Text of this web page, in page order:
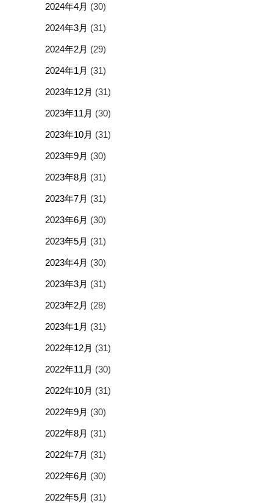
2024年4月 (30)
2024年3月 (31)
2024年2月 (29)
2024年1月 (31)
2023年12月 (31)
2023年11月 (30)
2023年10月 (31)
2023年9月 (30)
2023年8月 (31)
2023年7月 (31)
2023年6月 (30)
2023年5月 (31)
2023年4月 (30)
2023年3月 (31)
2023年2月 (28)
2023年1月 (31)
2022年12月 (31)
2022年11月 (30)
2022年10月 (31)
2022年9月 (30)
2022年8月 (31)
2022年7月 (31)
2022年6月 (30)
2022年5月 (31)